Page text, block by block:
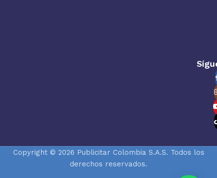
Copyright © 2026 Publicitar Colombia S.A.S. Todos los
derechos reservados.